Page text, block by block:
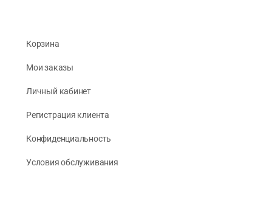
Корзина
Мои заказы
Личный кабинет
Регистрация клиента
Конфиденциальность
Условия обслуживания